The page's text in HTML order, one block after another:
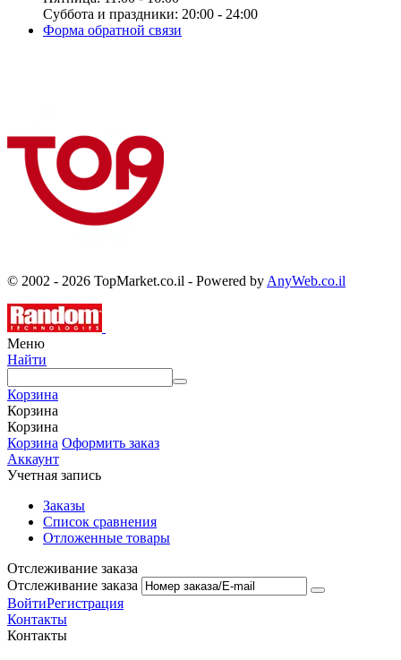
Суббота и праздники: 20:00 - 24:00
Форма обратной связи
© 2002 - 2026 TopMarket.co.il - Powered by AnyWeb.co.il
Меню
Найти
Корзина
Корзина
Корзина
Корзина Оформить заказ
Аккаунт
Учетная запись
Заказы
Список сравнения
Отложенные товары
Отслеживание заказа
Отслеживание заказа
ВойтиРегистрация
Контакты
Контакты